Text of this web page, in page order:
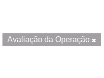
Avaliação da Operação